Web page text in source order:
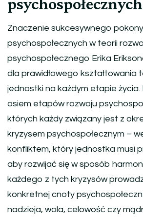
Znaczenie sukcesywnego
psychospołecznych w teorii
psychospołecznego Erika
dla prawidłowego kształtowania
jednostki na każdym etapie życia.
osiem etapów rozwoju
których każdy związany jest z
kryzysem psychospołecznym –
konfliktem, który jednostka musi
aby rozwijać się w sposób
każdego z tych kryzysów
konkretnej cnoty
nadzieja, wola, celowość czy